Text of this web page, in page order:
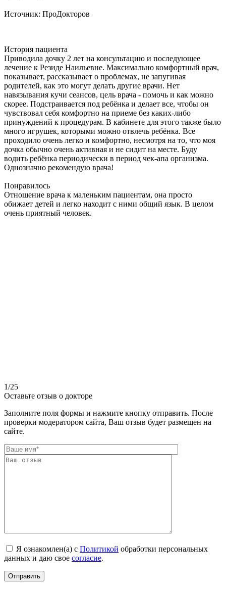
Источник: ПроДокторов
История пациента
Приводила дочку 2 лет на консультацию и последующее
лечение к Резиде Наильевне. Максимально комфортный врач,
показывает, рассказывает о проблемах, не запугивая
родителей, как это могут делать другие врачи. Нет
навязывания кучи сеансов, цель врача - помочь и как можно
скорее. Подстраивается под ребёнка и делает все, чтобы он
чувствовал себя комфортно на приеме без каких-либо
принуждений к процедурам. В кабинете для этого также было
много игрушек, которыми можно отвлечь ребёнка. Все
проходило очень легко и комфортно, несмотря на то, что моя
дочка обычно очень активная и не сидит на месте. Буду
водить ребёнка периодически в период чек-апа организма.
Однозначно рекомендую врача!
Понравилось
Отношение врача к маленьким пациентам, она просто
обижает детей и легко находит с ними общий язык. В целом
очень приятный человек.
1/25
Оставьте отзыв о докторе
Заполните поля формы и нажмите кнопку отправить. После
проверки модератором сайта, Ваш отзыв будет размещен на
сайте.
Я ознакомлен(а) с Политикой обработки персональных
данных и даю свое согласие.
Отправить